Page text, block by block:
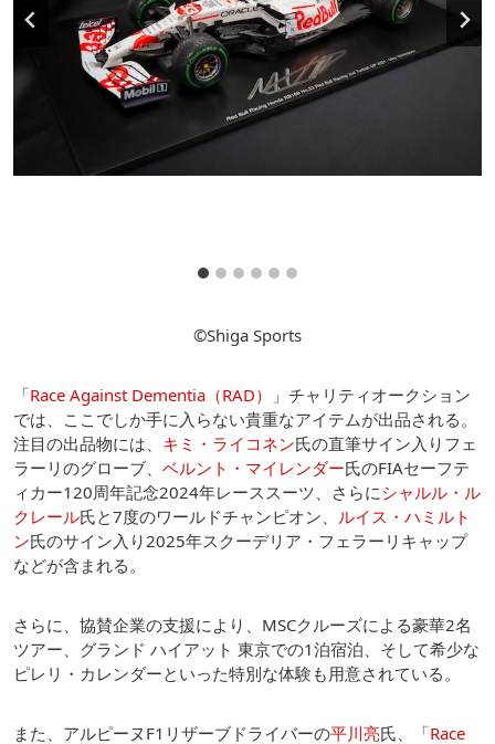
©Shiga Sports
「Race Against Dementia（RAD）
」チャリティオークション
では、ここでしか手に入らない貴重なアイテムが出品される。
注目の出品物には、 キミ・ライコネン氏の直筆サイン入りフェ
ラーリのグローブ、 ベルント・マイレンダー氏のFIAセーフテ
ィカー120周年記念2024年レーススーツ、さらにシャルル・ル
クレール氏と7度のワールドチャンピオン、 ルイス・ハミルト
ン氏のサイン入り2025年スクーデリア・フェラーリキャップ
などが含まれる。
さらに、協賛企業の支援により、MSCクルーズによる豪華2名
ツアー、グランド ハイアット 東京での1泊宿泊、そして希少な
ピレリ・カレンダーといった特別な体験も用意されている。
また、アルピーヌF1リザーブドライバーの平川亮氏、「Race